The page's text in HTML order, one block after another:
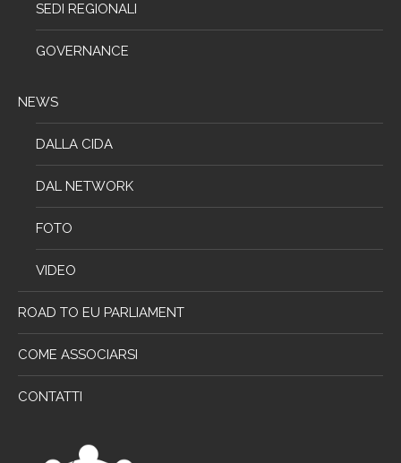
SEDI REGIONALI
GOVERNANCE
NEWS
DALLA CIDA
DAL NETWORK
FOTO
VIDEO
ROAD TO EU PARLIAMENT
COME ASSOCIARSI
CONTATTI